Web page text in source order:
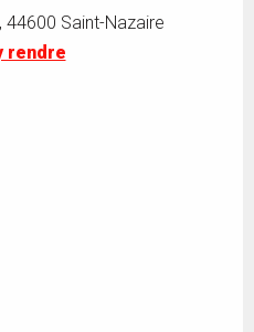
Saint-Nazaire
rendre